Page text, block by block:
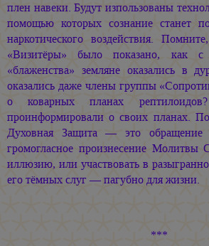
плен навеки. Будут изпользованы
помощью которых сознание станет
наркотического воздействия.
«Визитёры» было показано, как
«блаженства» земляне оказались в
оказались даже члены группы
о коварных планах
проинформировали о своих планах.
Духовная Защита — это
громогласное произнесение Молитвы
иллюзию, или участвовать в
его тёмных слуг — пагубно для жизни.
***